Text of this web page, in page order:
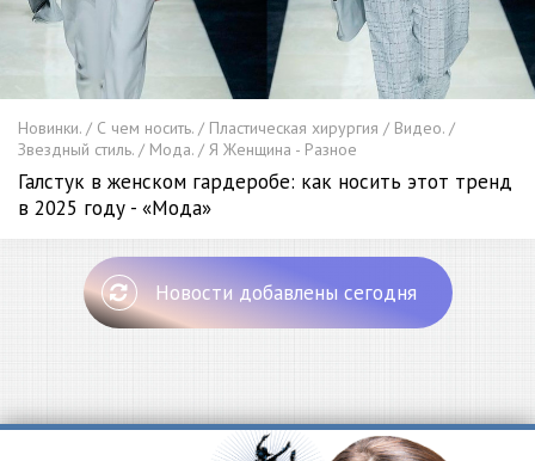
Новинки. / С чем носить. / Пластическая хирургия / Видео. /
Звездный стиль. / Мода. / Я Женщина - Разное
Галстук в женском гардеробе: как носить этот тренд
в 2025 году - «Мода»
Новости добавлены сегодня